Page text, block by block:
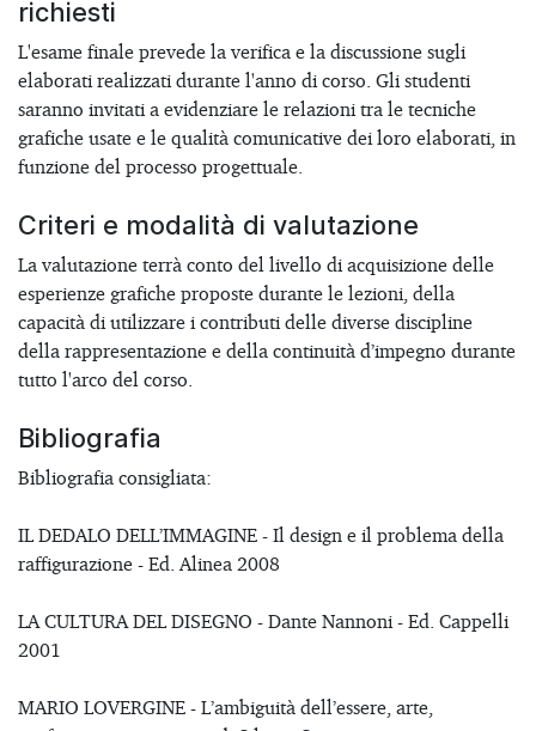
richiesti
L'esame finale prevede la verifica e la discussione sugli
elaborati realizzati durante l'anno di corso. Gli studenti
saranno invitati a evidenziare le relazioni tra le tecniche
grafiche usate e le qualità comunicative dei loro elaborati, in
funzione del processo progettuale.
Criteri e modalità di valutazione
La valutazione terrà conto del livello di acquisizione delle
esperienze grafiche proposte durante le lezioni, della
capacità di utilizzare i contributi delle diverse discipline
della rappresentazione e della continuità d’impegno durante
tutto l'arco del corso.
Bibliografia
Bibliografia consigliata:
IL DEDALO DELL’IMMAGINE - Il design e il problema della
raffigurazione - Ed. Alinea 2008
LA CULTURA DEL DISEGNO - Dante Nannoni - Ed. Cappelli
2001
MARIO LOVERGINE - L’ambiguità dell’essere, arte,